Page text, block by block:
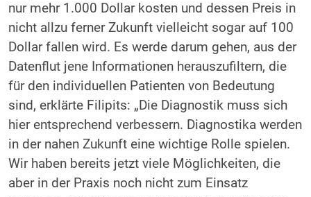
nur mehr 1.000 Dollar kosten und dessen Preis in
nicht allzu ferner Zukunft vielleicht sogar auf 100
Dollar fallen wird. Es werde darum gehen, aus der
Datenflut jene Informationen herauszufiltern, die
für den individuellen Patienten von Bedeutung
sind, erklärte Filipits: „Die Diagnostik muss sich
hier entsprechend verbessern. Diagnostika werden
in der nahen Zukunft eine wichtige Rolle spielen.
Wir haben bereits jetzt viele Möglichkeiten, die
aber in der Praxis noch nicht zum Einsatz